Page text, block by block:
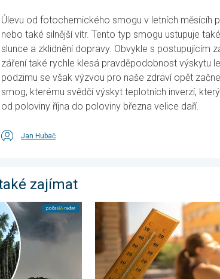
Úlevu od fotochemického smogu v letních měsícíh
nebo také silnější vítr. Tento typ smogu ustupuje
slunce a zklidnění dopravy. Obvykle s postupujícím
záření také rychle klesá pravděpodobnost výskytu
podzimu se však výzvou pro naše zdraví opět
smog, kterému svědčí výskyt teplotních inverzí,
od poloviny října do poloviny března velice daří.
Jan Hubač
zajímat
Poničené střechy. . . středa 5. srpna
Meteorologické okénko: